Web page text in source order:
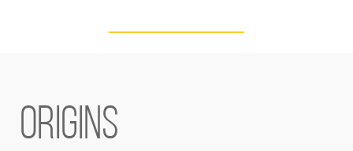
Origins